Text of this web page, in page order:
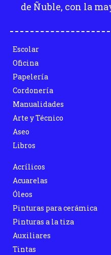
de Ñuble, con la
Escolar
Oficina
Papelería
Cordonería
Manualidades
Arte y Técnico
Aseo
Libros
Acrílicos
Acuarelas
Óleos
Pinturas para cerámica
Pinturas a la tiza
Auxiliares
Tintas